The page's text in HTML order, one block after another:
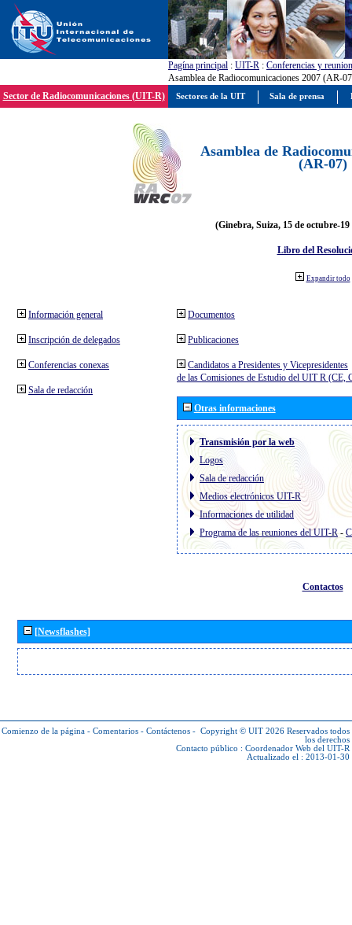
Pagína principal : UIT-R : Conferencias y
Asamblea de Radiocomunicaciones 2007 (AR-
Sector de Radiocomunicaciones (UIT-R)
Asamblea de
(AR-07)
(Ginebra, Suiza, 15 de octubre-19
Libro del
Expandir todo
Información general
Inscripción de delegados
Conferencias conexas
Sala de redacción
Documentos
Publicaciones
Candidatos a Presidentes y Vicepresidentes
de las Comisiones de Estudio del UIT R (CE,
Otras informaciones
Transmisión por la web
Logos
Sala de redacción
Medios electrónicos UIT-R
Informaciones de utilidad
Programa de las reuniones del UIT-R-
Contactos
[Newsflashes]
Comienzo de la página - Comentarios - Contáctenos - Copyright © UIT 2026 Reservados todos
los derechos
Contacto público : Coordenador Web del UIT-R
Actualizado el : 2013-01-30
Sectores de la UIT Sala de prensa